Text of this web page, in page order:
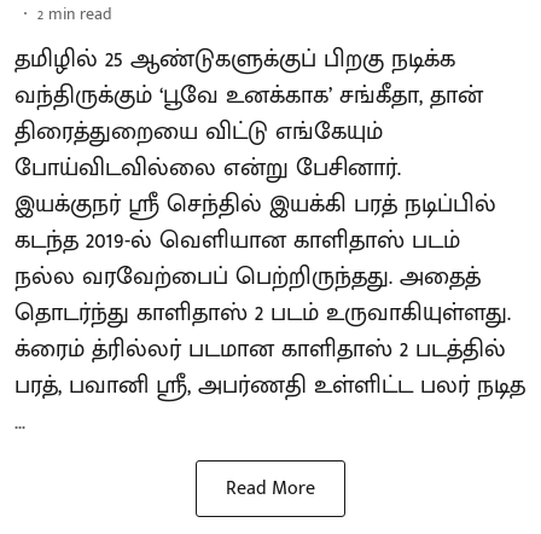
2 min read
தமிழில் 25 ஆண்டுகளுக்குப் பிறகு நடிக்க
வந்திருக்கும் ‘பூவே உனக்காக’ சங்கீதா, தான்
திரைத்துறையை விட்டு எங்கேயும்
போய்விடவில்லை என்று பேசினார்.
இயக்குநர் ஸ்ரீ செந்தில் இயக்கி பரத் நடிப்பில்
கடந்த 2019-ல் வெளியான காளிதாஸ் படம்
நல்ல வரவேற்பைப் பெற்றிருந்தது. அதைத்
தொடர்ந்து காளிதாஸ் 2 படம் உருவாகியுள்ளது.
க்ரைம் த்ரில்லர் படமான காளிதாஸ் 2 படத்தில்
பரத், பவானி ஸ்ரீ, அபர்ணதி உள்ளிட்ட பலர் நடித
...
Read More